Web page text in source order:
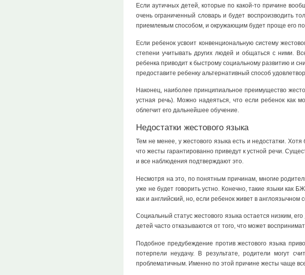
Если аутичных детей, которые по какой-то причине
очень ограниченный словарь и будет воспроизводить
приемлемым способом, и окружающим будет проще его
Если ребенок усвоит конвенциональную систему
степени учитывать других людей и общаться с ними.
ребенка приводит к быстрому социальному развитию и
предоставите ребенку альтернативный способ
Наконец, наиболее принципиальное преимущество
устная речь). Можно надеяться, что если ребенок как
облегчит его дальнейшее обучение.
Недостатки жестового языка
Тем не менее, у жестового языка есть и недостатки.
что жесты гарантированно приведут к устной речи.
и все наблюдения подтверждают это.
Несмотря на это, по понятным причинам, многие
уже не будет говорить устно. Конечно, такие языки как
как и английский, но, если ребенок живет в
Социальный статус жестового языка остается низким,
детей часто отказываются от того, что может
Подобное предубеждение против жестового языка
потерпели неудачу. В результате, родители могут
проблематичным. Именно по этой причине жесты чаще